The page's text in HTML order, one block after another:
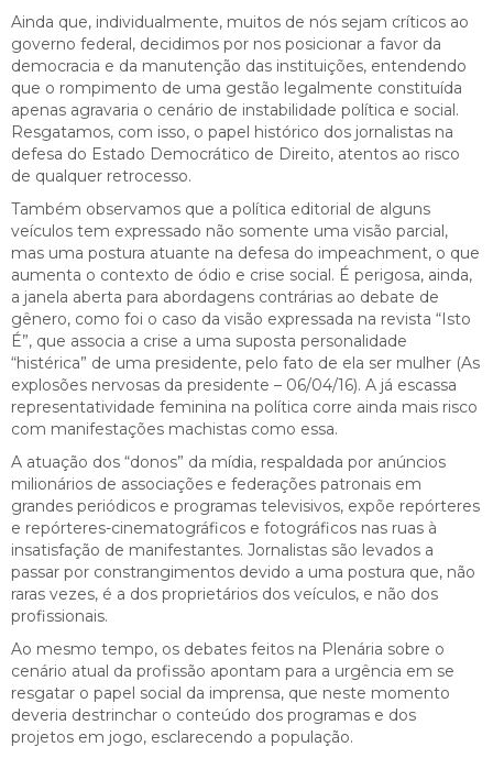
Ainda que, individualmente, muitos de nós sejam críticos ao
governo federal, decidimos por nos posicionar a favor da
democracia e da manutenção das instituições, entendendo
que o rompimento de uma gestão legalmente constituída
apenas agravaria o cenário de instabilidade política e social.
Resgatamos, com isso, o papel histórico dos jornalistas na
defesa do Estado Democrático de Direito, atentos ao risco
de qualquer retrocesso.
Também observamos que a política editorial de alguns
veículos tem expressado não somente uma visão parcial,
mas uma postura atuante na defesa do impeachment, o que
aumenta o contexto de ódio e crise social. É perigosa, ainda,
a janela aberta para abordagens contrárias ao debate de
gênero, como foi o caso da visão expressada na revista “Isto
É”, que associa a crise a uma suposta personalidade
“histérica” de uma presidente, pelo fato de ela ser mulher (As
explosões nervosas da presidente – 06/04/16). A já escassa
representatividade feminina na política corre ainda mais risco
com manifestações machistas como essa.
A atuação dos “donos” da mídia, respaldada por anúncios
milionários de associações e federações patronais em
grandes periódicos e programas televisivos, expõe repórteres
e repórteres-cinematográficos e fotográficos nas ruas à
insatisfação de manifestantes. Jornalistas são levados a
passar por constrangimentos devido a uma postura que, não
raras vezes, é a dos proprietários dos veículos, e não dos
profissionais.
Ao mesmo tempo, os debates feitos na Plenária sobre o
cenário atual da profissão apontam para a urgência em se
resgatar o papel social da imprensa, que neste momento
deveria destrinchar o conteúdo dos programas e dos
projetos em jogo, esclarecendo a população.